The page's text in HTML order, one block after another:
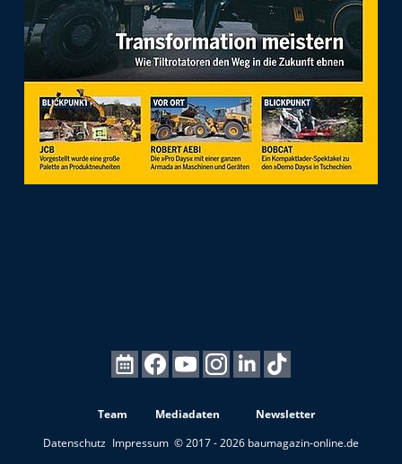
Team Mediadaten
Newsletter
Datenschutz Impressum © 2017 - 2026 baumagazin-online.de